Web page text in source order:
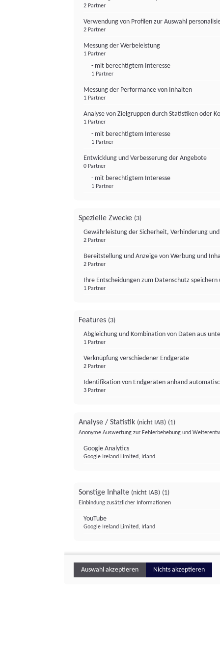
2 Partner
Verwendung von Profilen zur Auswahl
2 Partner
Messung der Werbeleistung
1 Partner
- mit berechtigtem Interesse
1 Partner
Messung der Performance von Inhalten
1 Partner
Analyse von Zielgruppen durch Statistiken oder
1 Partner
- mit berechtigtem Interesse
1 Partner
Entwicklung und Verbesserung der Angebote
0 Partner
- mit berechtigtem Interesse
1 Partner
Spezielle Zwecke (3)
Gewährleistung der Sicherheit, Verhinderung
2 Partner
Bereitstellung und Anzeige von Werbung und
2 Partner
Ihre Entscheidungen zum Datenschutz
1 Partner
Features (3)
Abgleichung und Kombination von Daten aus
1 Partner
Verknüpfung verschiedener Endgeräte
2 Partner
Identifikation von Endgeräten anhand
3 Partner
Analyse / Statistik (nicht IAB) (1)
Anonyme Auswertung zur Fehlerbehebung und
Google Analytics
Google Ireland Limited, Irland
Sonstige Inhalte (nicht IAB) (1)
Einbindung zusätzlicher Informationen
YouTube
Google Ireland Limited, Irland
Auswahl akzeptieren Nichts akzeptieren